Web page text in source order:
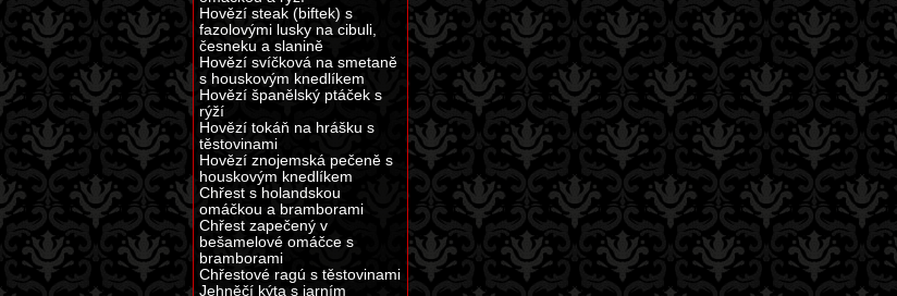
Hovězí steak (biftek) s
fazolovými lusky na cibuli,
česneku a slanině
Hovězí svíčková na smetaně
s houskovým knedlíkem
Hovězí španělský ptáček s
rýží
Hovězí tokáň na hrášku s
těstovinami
Hovězí znojemská pečeně s
houskovým knedlíkem
Chřest s holandskou
omáčkou a bramborami
Chřest zapečený v
bešamelové omáčce s
bramborami
Chřestové ragú s těstovinami
Jehněčí kýta s jarním